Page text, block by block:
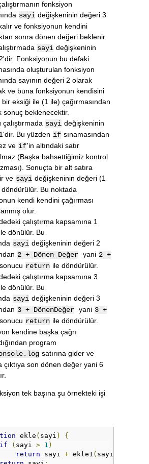
fonksiyon
sayi değişkeninin değeri 3
ve fonksiyonun kendini
sonra dönen değeri beklenir.
sayi değişkeninin
Fonksiyonun bu defaki
oluşturulan fonksiyon
sayının değeri 2 olarak
ve buna fonksiyonun kendisini
bir eksiği ile (1 ile) çağırmasından
sonuç beklenecektir.
çalıştırmada sayi değişkeninin
Bu yüzden if sınamasından
ve if'in altındaki satır
(Başka bahsettiğimiz kontrol
Sonuçta bir alt satıra
ve sayi değişkeninin değeri (1
Bu noktada
kendi kendini çağırması
olur.
çalıştırma kapsamına 1
dönülür. Bu
sayi değişkeninin değeri 2
2 + Dönen Değer yani 2 +
sonucu return ile döndürülür.
çalıştırma kapsamına 3
dönülür. Bu
sayi değişkeninin değeri 3
3 + DönenDeğer yani 3 +
sonucu return ile döndürülür.
kendine başka çağrı
program
satırına gider ve
çıktıya son dönen değer yani 6
tek başına şu örnekteki işi
ekle ( sayi )
{
if
( sayi > 1 )
return sayi + ekle1 ( sayi